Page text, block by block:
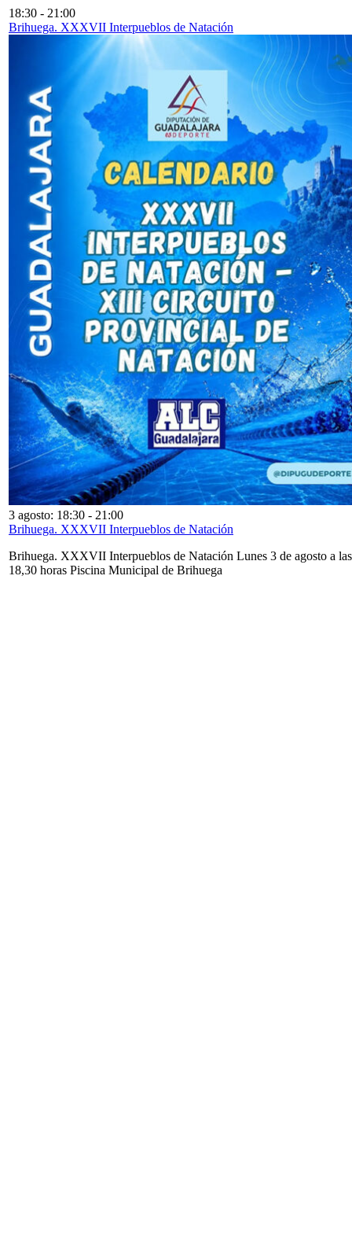
18:30 - 21:00
Brihuega. XXXVII Interpueblos de Natación
3 agosto: 18:30 - 21:00
Brihuega. XXXVII Interpueblos de Natación
Brihuega. XXXVII Interpueblos de Natación Lunes 3 de agosto a las
18,30 horas Piscina Municipal de Brihuega